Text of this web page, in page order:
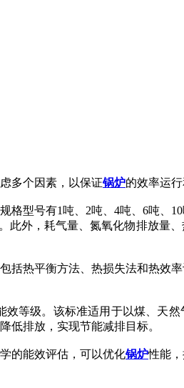
多个因素，以保证锅炉的效率运行
规格型号有1吨、2吨、4吨、6吨、
此外，耗气量、氮氧化物排放量
括热平衡方法、热损失法和热效
效等级。该标准适用于以煤、天
低排放，实现节能减排目标。
的能效评估，可以优化锅炉性能